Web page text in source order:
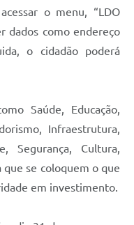
o menu, “LDO
dados como endereço
o cidadão poderá
Saúde, Educação,
Infraestrutura,
Segurança, Cultura,
que se coloquem o que
em investimento.